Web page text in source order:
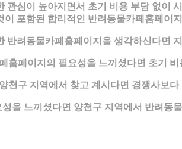
심이 높아지면서 초기 비용 부담 없이
이 포함된 합리적인 반려동물카페홈페이
반려동물카페홈페이지을 생각하신다면
홈페이지의 필요성을 느끼셨다면 초기
천구 지역에서 찾고 계시다면 경쟁사보
을 느끼셨다면 양천구 지역에서 반려